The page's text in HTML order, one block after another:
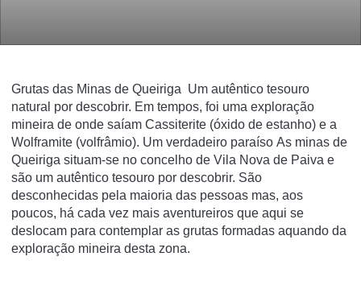
Grutas das Minas de Queiriga Um autêntico tesouro
natural por descobrir. Em tempos, foi uma exploração
mineira de onde saíam Cassiterite (óxido de estanho) e a
Wolframite (volfrâmio). Um verdadeiro paraíso As minas de
Queiriga situam-se no concelho de Vila Nova de Paiva e
são um autêntico tesouro por descobrir. São
desconhecidas pela maioria das pessoas mas, aos
poucos, há cada vez mais aventureiros que aqui se
deslocam para contemplar as grutas formadas aquando da
exploração mineira desta zona.